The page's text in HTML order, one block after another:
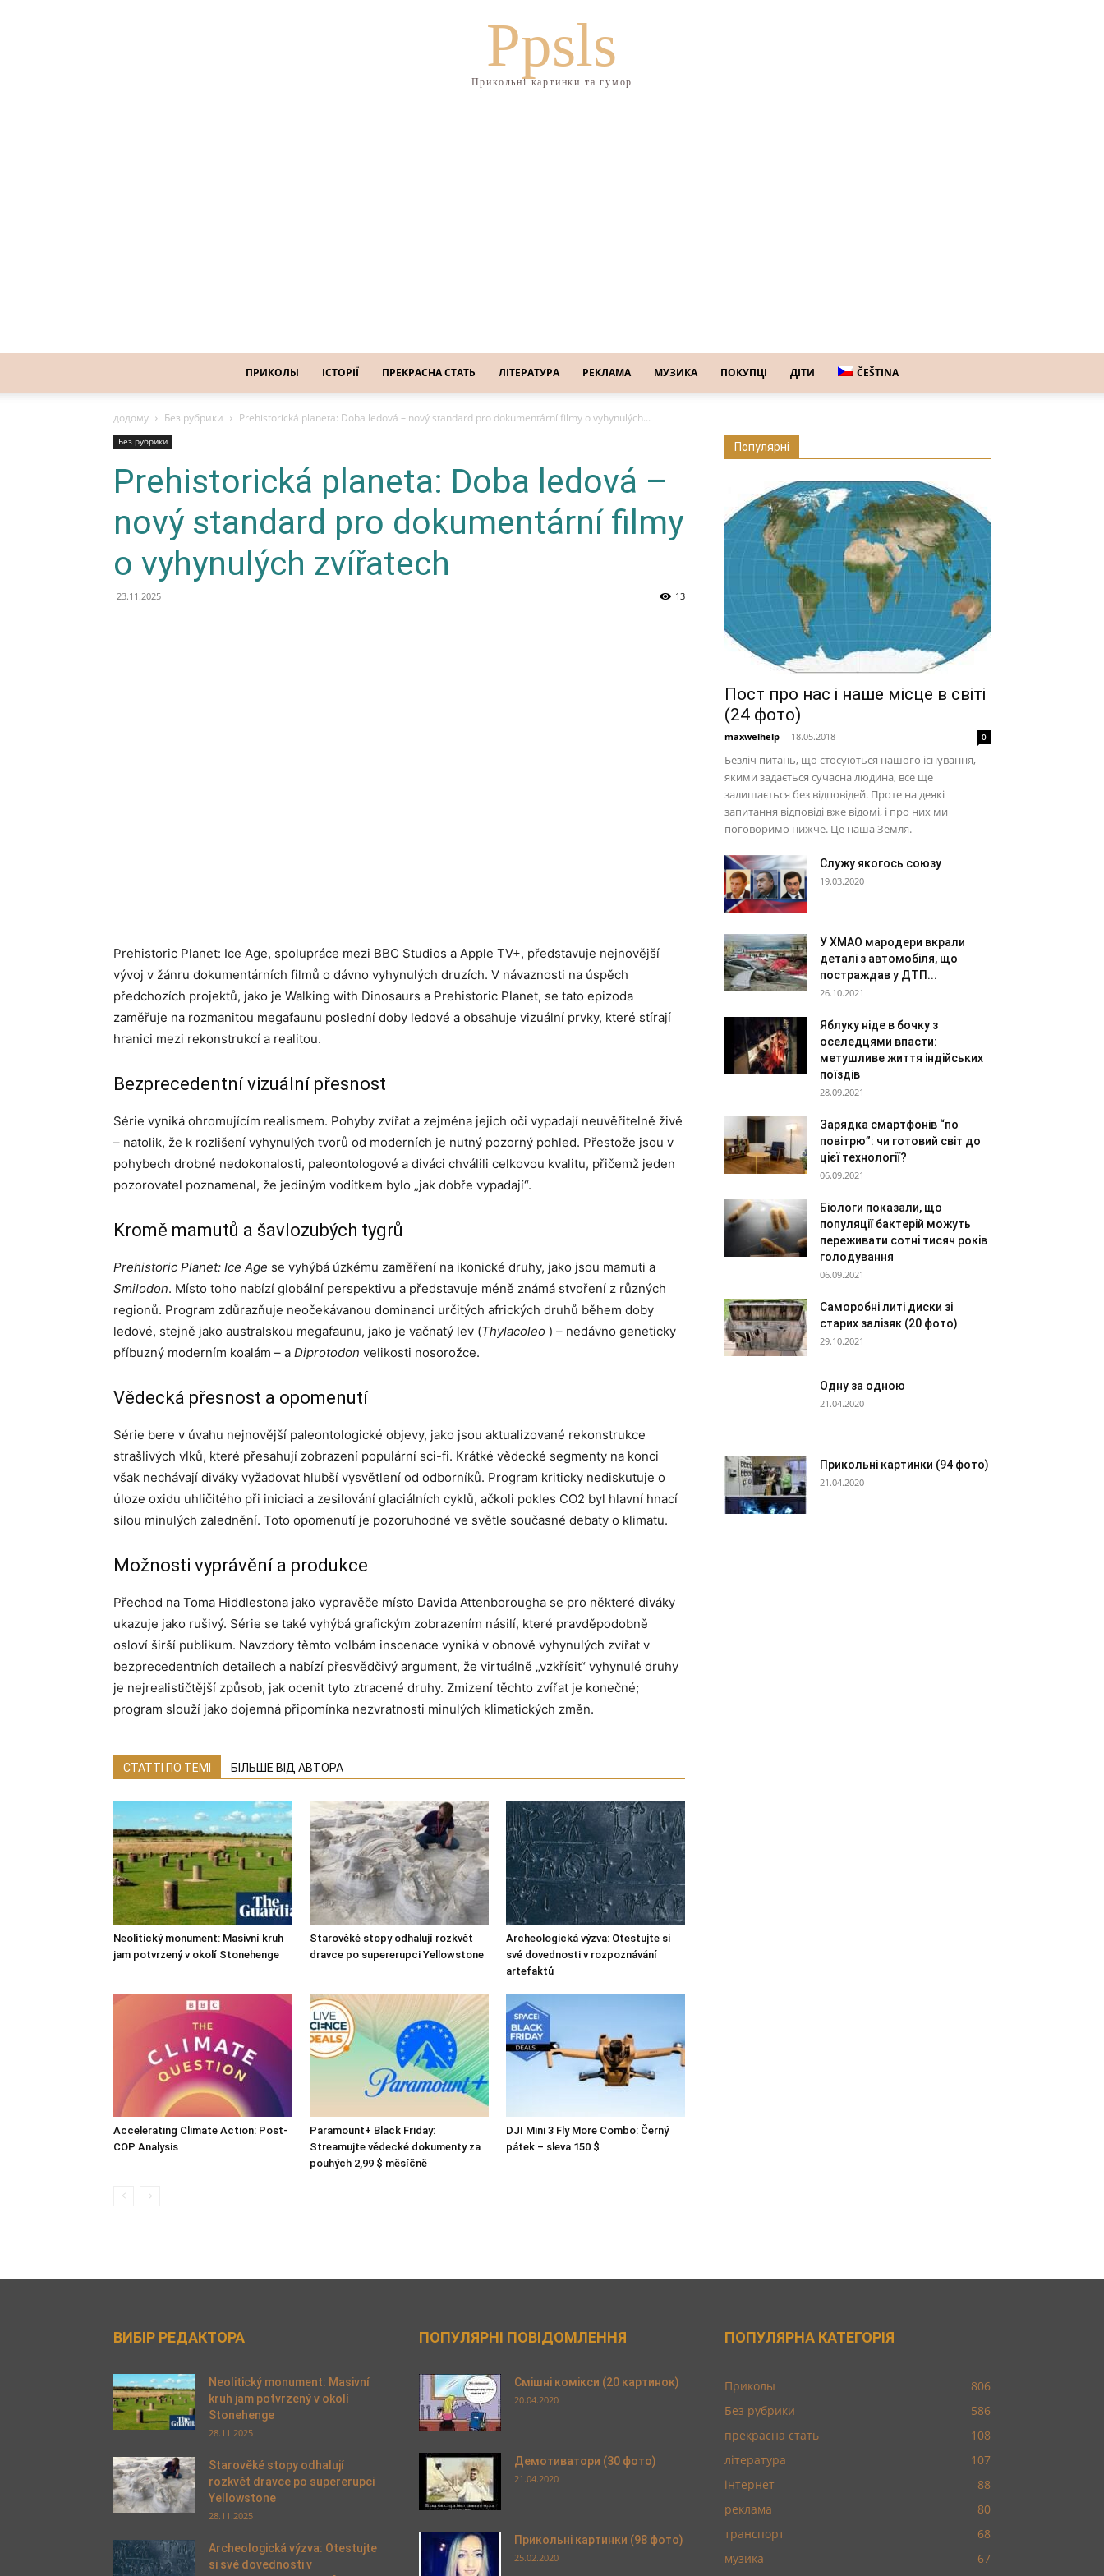
Ppsls
Прикольні картинки та гумор
ПРИКОЛЫ ІСТОРІЇ ПРЕКРАСНА СТАТЬ ЛІТЕРАТУРА РЕКЛАМА МУЗИКА ПОКУПЦІ ДІТИ ČEŠTINA
додому Без рубрики Prehistorická planeta: Doba ledová – nový standard pro dokumentární filmy o vyhynulých...
Без рубрики
Prehistorická planeta: Doba ledová –
nový standard pro dokumentární filmy
o vyhynulých zvířatech
23.11.2025 13
Prehistoric Planet: Ice Age, spolupráce mezi BBC Studios a Apple TV+, představuje nejnovější
vývoj v žánru dokumentárních filmů o dávno vyhynulých druzích. V návaznosti na úspěch
předchozích projektů, jako je Walking with Dinosaurs a Prehistoric Planet, se tato epizoda
zaměřuje na rozmanitou megafaunu poslední doby ledové a obsahuje vizuální prvky, které stírají
hranici mezi rekonstrukcí a realitou.
Bezprecedentní vizuální přesnost
Série vyniká ohromujícím realismem. Pohyby zvířat a zejména jejich oči vypadají neuvěřitelně živě
– natolik, že k rozlišení vyhynulých tvorů od moderních je nutný pozorný pohled. Přestože jsou v
pohybech drobné nedokonalosti, paleontologové a diváci chválili celkovou kvalitu, přičemž jeden
pozorovatel poznamenal, že jediným vodítkem bylo „jak dobře vypadají“.
Kromě mamutů a šavlozubých tygrů
Prehistoric Planet: Ice Age se vyhýbá úzkému zaměření na ikonické druhy, jako jsou mamuti a
Smilodon. Místo toho nabízí globální perspektivu a představuje méně známá stvoření z různých
regionů. Program zdůrazňuje neočekávanou dominanci určitých afrických druhů během doby
ledové, stejně jako australskou megafaunu, jako je vačnatý lev (Thylacoleo ) – nedávno geneticky
příbuzný moderním koalám – a Diprotodon velikosti nosorožce.
Vědecká přesnost a opomenutí
Série bere v úvahu nejnovější paleontologické objevy, jako jsou aktualizované rekonstrukce
strašlivých vlků, které přesahují zobrazení populární sci-fi. Krátké vědecké segmenty na konci
však nechávají diváky vyžadovat hlubší vysvětlení od odborníků. Program kriticky nediskutuje o
úloze oxidu uhličitého při iniciaci a zesilování glaciálních cyklů, ačkoli pokles CO2 byl hlavní hnací
silou minulých zalednění. Toto opomenutí je pozoruhodné ve světle současné debaty o klimatu.
Možnosti vyprávění a produkce
Přechod na Toma Hiddlestona jako vypravěče místo Davida Attenborougha se pro některé diváky
ukazuje jako rušivý. Série se také vyhýbá grafickým zobrazením násilí, které pravděpodobně
osloví širší publikum. Navzdory těmto volbám inscenace vyniká v obnově vyhynulých zvířat v
bezprecedentních detailech a nabízí přesvědčivý argument, že virtuálně „vzkřísit“ vyhynulé druhy
je nejrealističtější způsob, jak ocenit tyto ztracené druhy. Zmizení těchto zvířat je konečné;
program slouží jako dojemná připomínka nezvratnosti minulých klimatických změn.
СТАТТІ ПО ТЕМІ БІЛЬШЕ ВІД АВТОРА
Neolitický monument: Masivní kruh
jam potvrzený v okolí Stonehenge
Starověké stopy odhalují rozkvět
dravce po supererupci Yellowstone
Archeologická výzva: Otestujte si
své dovednosti v rozpoznávání
artefaktů
Accelerating Climate Action: Post-
COP Analysis
Paramount+ Black Friday:
Streamujte vědecké dokumenty za
pouhých 2,99 $ měsíčně
DJI Mini 3 Fly More Combo: Černý
pátek – sleva 150 $
Популярні
Пост про нас і наше місце в світі
(24 фото)
maxwelhelp - 18.05.2018 0
Безліч питань, що стосуються нашого існування,
якими задається сучасна людина, все ще
залишається без відповідей. Проте на деякі
запитання відповіді вже відомі, і про них ми
поговоримо нижче. Це наша Земля.
Служу якогось союзу
19.03.2020
У ХМАО мародери вкрали
деталі з автомобіля, що
постраждав у ДТП...
26.10.2021
Яблуку ніде в бочку з
оселедцями впасти:
метушливе життя індійських
поїздів
28.09.2021
Зарядка смартфонів “по
повітрю”: чи готовий світ до
цієї технології?
06.09.2021
Біологи показали, що
популяції бактерій можуть
переживати сотні тисяч років
голодування
06.09.2021
Саморобні литі диски зі
старих залізяк (20 фото)
29.10.2021
Одну за одною
21.04.2020
Прикольні картинки (94 фото)
21.04.2020
ВИБІР РЕДАКТОРА
Neolitický monument: Masivní
kruh jam potvrzený v okolí
Stonehenge
28.11.2025
Starověké stopy odhalují
rozkvět dravce po supererupci
Yellowstone
28.11.2025
Archeologická výzva: Otestujte
si své dovednosti v
ПОПУЛЯРНІ ПОВІДОМЛЕННЯ
Смішні комікси (20 картинок)
20.04.2020
Демотиватори (30 фото)
21.04.2020
Прикольні картинки (98 фото)
25.02.2020
ПОПУЛЯРНА КАТЕГОРІЯ
Приколы
806
Без рубрики
586
прекрасна стать
108
література
107
інтернет
88
реклама
80
транспорт
68
музика
67